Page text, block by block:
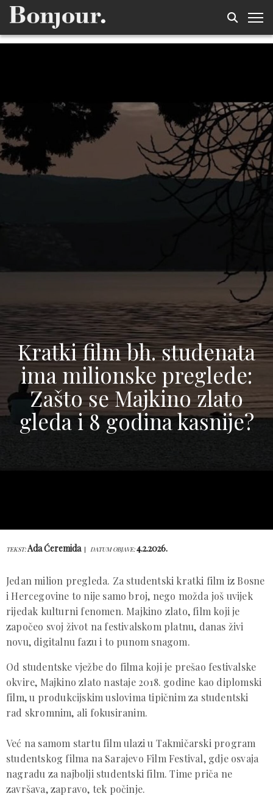
Kratki film bh. studenata
ima milionske preglede:
Zašto se Majkino zlato
gleda i 8 godina kasnije?
TEKST:Ada Ćeremida DATUM OBJAVE:4.2.2026.
Jedan milion pregleda. Za studentski kratki film iz Bosne
i Hercegovine to nije samo broj, nego možda još uvijek
rijedak kulturni fenomen. Majkino zlato, film koji je
započeo svoj život na festivalskom platnu, danas živi
novu, digitalnu fazu i to punom snagom.
Od studentske vježbe do filma koji je prešao festivalske
okvire, Majkino zlato nastaje 2018. godine kao diplomski
film, u produkcijskim uslovima tipičnim za studentski
rad skromnim, ali fokusiranim.
Već na samom startu film ulazi u Takmičarski program
studentskog filma na Sarajevo Film Festival, gdje osvaja
nagradu za najbolji studentski film. Time priča ne
završava, zapravo, tek počinje.